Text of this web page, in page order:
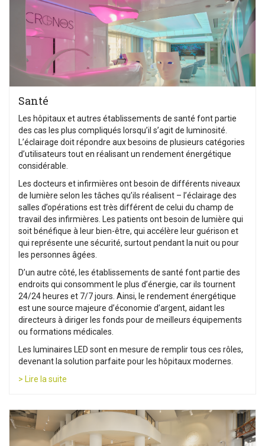
Santé
Les hôpitaux et autres établissements de santé font partie
des cas les plus compliqués lorsqu’il s’agit de luminosité.
L’éclairage doit répondre aux besoins de plusieurs catégories
d’utilisateurs tout en réalisant un rendement énergétique
considérable.
Les docteurs et infirmières ont besoin de différents niveaux
de lumière selon les tâches qu’ils réalisent – l’éclairage des
salles d’opérations est très différent de celui du champ de
travail des infirmières. Les patients ont besoin de lumière qui
soit bénéfique à leur bien-être, qui accélère leur guérison et
qui représente une sécurité, surtout pendant la nuit ou pour
les personnes âgées.
D’un autre côté, les établissements de santé font partie des
endroits qui consomment le plus d’énergie, car ils tournent
24/24 heures et 7/7 jours. Ainsi, le rendement énergétique
est une source majeure d’économie d’argent, aidant les
directeurs à diriger les fonds pour de meilleurs équipements
ou formations médicales.
Les luminaires LED sont en mesure de remplir tous ces rôles,
devenant la solution parfaite pour les hôpitaux modernes.
> Lire la suite